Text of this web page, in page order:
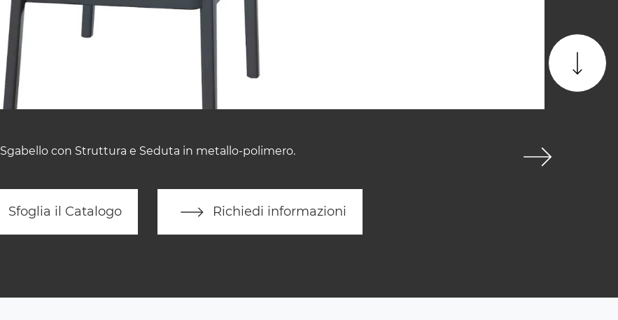
Sgabello con Struttura e Seduta in metallo-polimero.
Sfoglia il Catalogo Richiedi informazioni